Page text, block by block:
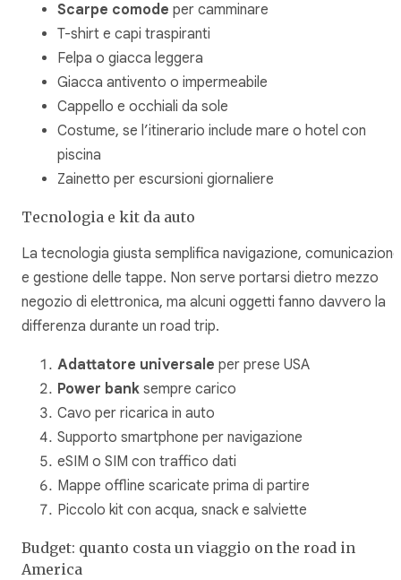
Scarpe comode per camminare
T-shirt e capi traspiranti
Felpa o giacca leggera
Giacca antivento o impermeabile
Cappello e occhiali da sole
Costume, se l’itinerario include mare o hotel con
piscina
Zainetto per escursioni giornaliere
Tecnologia e kit da auto
La tecnologia giusta semplifica navigazione, comunicazione
e gestione delle tappe. Non serve portarsi dietro mezzo
negozio di elettronica, ma alcuni oggetti fanno davvero la
differenza durante un road trip.
Adattatore universale per prese USA
Power bank sempre carico
Cavo per ricarica in auto
Supporto smartphone per navigazione
eSIM o SIM con traffico dati
Mappe offline scaricate prima di partire
Piccolo kit con acqua, snack e salviette
Budget: quanto costa un viaggio on the road in
America